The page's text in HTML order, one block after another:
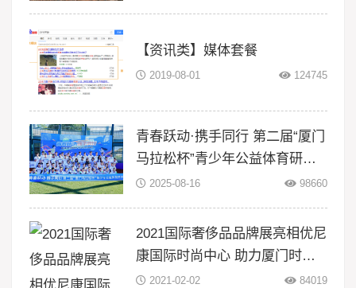
【资讯类】媒体套餐
2019-08-01 124745
青春跃动·携手同行 第二届“厦门
马拉松杯”青少年公益体育研学
活动在翔安大嶝岛扬帆！
2025-08-16 98660
2021国际奢侈品品牌展亮相优尼
康国际时尚中心 助力厦门时尚
升级2021-02-02 84019